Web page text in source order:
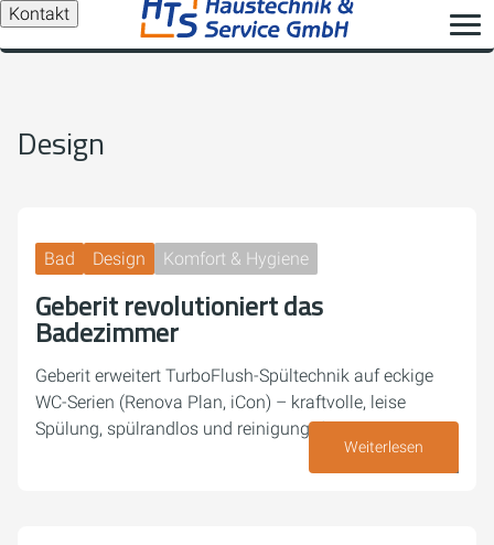
Kontakt
Design
Bad Design Komfort & Hygiene
Geberit revolutioniert das
Badezimmer
Geberit erweitert TurboFlush-Spültechnik auf eckige
WC-Serien (Renova Plan, iCon) – kraftvolle, leise
Spülung, spülrandlos und reinigungsfreundlich
Weiterlesen